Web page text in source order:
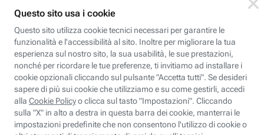
Come posso accedere all'App IO e quali servizi
offre?
Per accedere all'App IO, è possibile scaricarla
da Google Play Store per dispositivi Android o
da App Store per dispositivi iOS. L'app offre
servizi come notifiche personalizzate,
promemoria su scadenze fiscali e
comunicazioni utili per i cittadini.